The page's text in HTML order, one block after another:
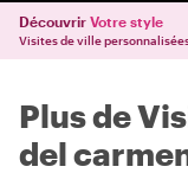
Découvrir Votre style
Visites de ville
Plus de
del